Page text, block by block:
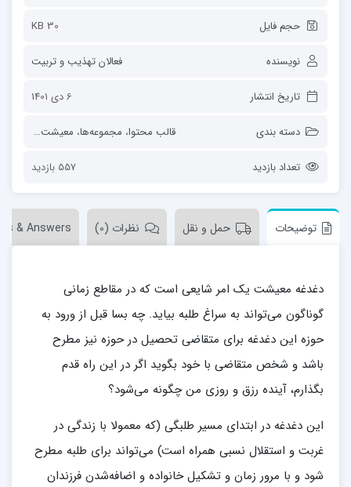
حجم فایل 30 KB
نویسنده فعالان تهذیب و تربیت
تاریخ انتشار 6 دی 1401
دسته بندی قالب محتوا، مجموعه‌ها، معیشت مؤمنانه روحانیت
تعداد بازدید 557 بازدید
توضیحات حمل و نقل نظرات (0) & Answers
دغدغه معیشت یک امر شایعی است که در مقاطع زمانی
گوناگون می‌تواند به سراغ طلبه بیاید. چه بسا قبل از ورود به
حوزه این دغدغه برای متقاضی تحصیل در حوزه نیز مطرح
باشد و شخص متقاضی با خود بگوید اگر در این راه قدم
بگذارم، آینده رزق و روزی من چگونه می‌شود؟
این دغدغه در ابتدای مسیر طلبگی (که معمولا با زندگی در
غربت و استقلال نسبی همراه است) می‌تواند برای طلبه مطرح
شود و با مرور زمان و تشکیل خانواده و اضافه‌شدن فرزندان